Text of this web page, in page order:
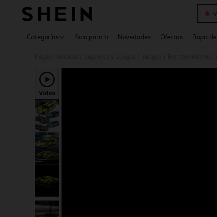
Categorías Solo para ti Novedades Ofertas Ropa
Video